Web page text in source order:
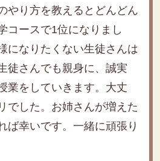
やり方を教えるとどんどん
コースで1位になりまし
になりたくない生徒さんは
徒さんでも親身に、誠実
業をしていきます。大丈
でした。お姉さんが増えた
ば幸いです。一緒に頑張り